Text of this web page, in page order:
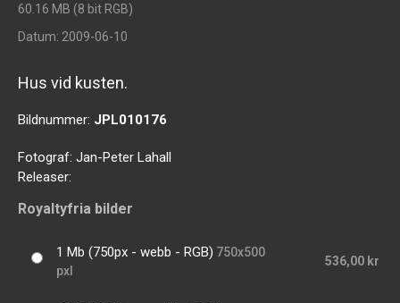
60.16 MB (8 bit RGB)
Datum: 2009-06-10
Hus vid kusten.
Bildnummer: JPL010176
Fotograf: Jan-Peter Lahall
Releaser:
Royaltyfria bilder
1 Mb (750px - webb - RGB) 750x500
pxl
536,00 kr